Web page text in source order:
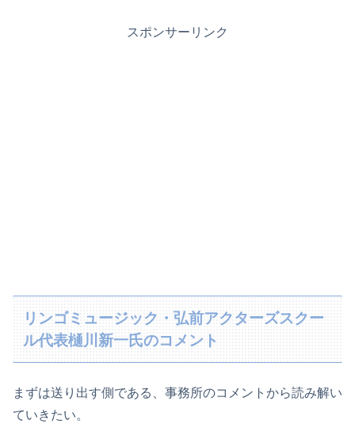
スポンサーリンク
リンゴミュージック・弘前アクターズスクー
ル代表樋川新一氏のコメント
まずは送り出す側である、事務所のコメントから読み解い
ていきたい。